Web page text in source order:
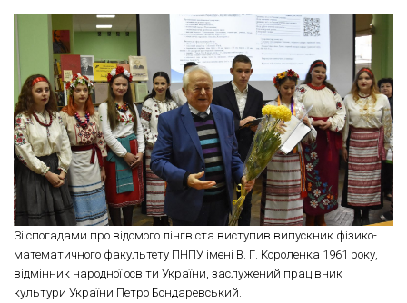
Зі спогадами про відомого лінгвіста виступив випускник фізико-
математичного факультету ПНПУ імені В. Г. Короленка 1961 року,
відмінник народної освіти України, заслужений працівник
культури України Петро Бондаревський.